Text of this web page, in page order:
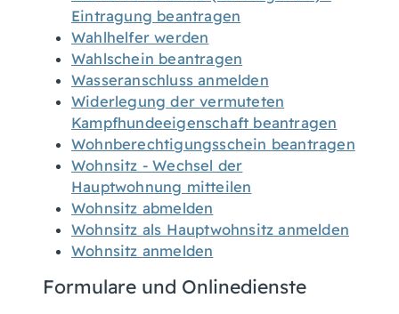
Eintragung beantragen
Wahlhelfer werden
Wahlschein beantragen
Wasseranschluss anmelden
Widerlegung der vermuteten
Kampfhundeeigenschaft beantragen
Wohnberechtigungsschein beantragen
Wohnsitz - Wechsel der
Hauptwohnung mitteilen
Wohnsitz abmelden
Wohnsitz als Hauptwohnsitz anmelden
Wohnsitz anmelden
Formulare und Onlinedienste